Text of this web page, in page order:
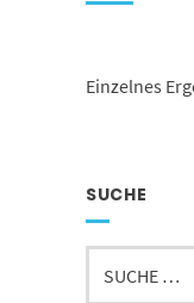
Einzelnes
SUCHE
nach: